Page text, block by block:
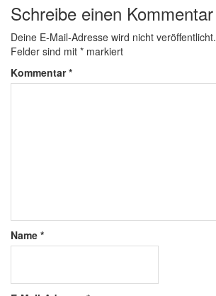
Schreibe einen Kommentar
Deine E-Mail-Adresse wird nicht veröffentlicht.
Felder sind mit * markiert
Kommentar*
Name *